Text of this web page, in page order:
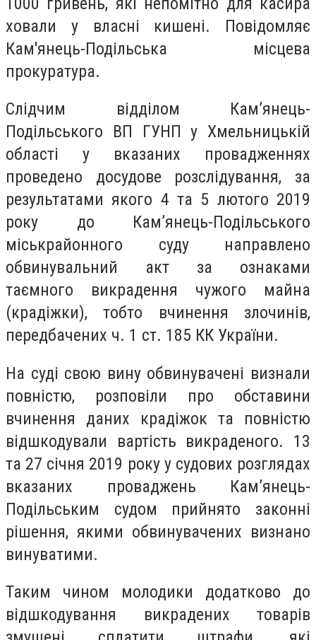
ховали у власні кишені. Повідомляє
Кам'янець-Подільська місцева
прокуратура.
Слідчим відділом Кам’янець-
Подільського ВП ГУНП у Хмельницькій
області у вказаних провадженнях
проведено досудове розслідування, за
результатами якого 4 та 5 лютого 2019
року до Кам’янець-Подільського
міськрайонного суду направлено
обвинувальний акт за ознаками
таємного викрадення чужого майна
(крадіжки), тобто вчинення злочинів,
передбачених ч. 1 ст. 185 КК України.
На суді свою вину обвинувачені визнали
повністю, розповіли про обставини
вчинення даних крадіжок та повністю
відшкодували вартість викраденого. 13
та 27 січня 2019 року у судових розглядах
вказаних проваджень Кам’янець-
Подільським судом прийнято законні
рішення, якими обвинувачених визнано
винуватими.
Таким чином молодики додатково до
відшкодування викрадених товарів